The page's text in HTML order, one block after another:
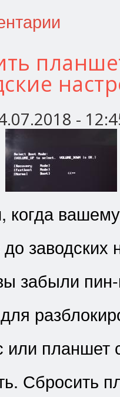
-
когда
заводских
забыли
или планшет
Сбросить